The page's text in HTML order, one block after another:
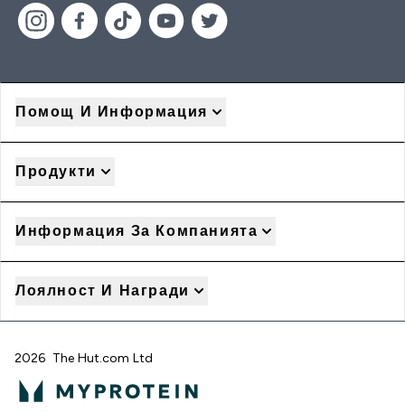
Помощ И Информация
Продукти
Информация За Компанията
Лоялност И Награди
2026 The Hut.com Ltd